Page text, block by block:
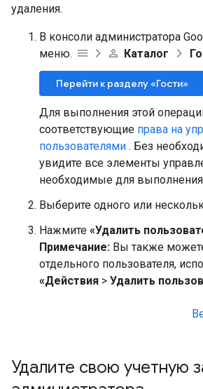
удаления.
В консоли администратора
меню.
Каталог
Перейти к разделу «Гости»
Для выполнения этой
соответствующие права на
пользователями . Без
увидите все элементы
необходимые для выполнения
Выберите одного или
Нажмите «Удалить
Примечание: Вы также
отдельного пользователя,
«Действия > Удалить
Удалите свою учетную